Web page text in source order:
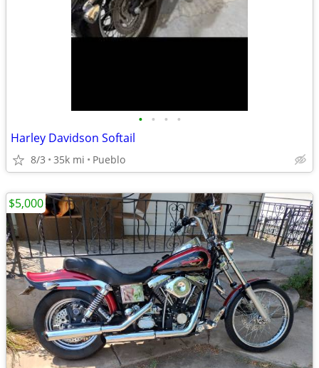
• • • •
Harley Davidson Softail
8/3 35k mi Pueblo
$5,000